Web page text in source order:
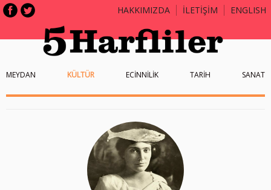
HAKKIMIZDA İLETİŞİM ENGLISH
MEYDAN KÜLTÜR ECİNNİLİK TARİH SANAT